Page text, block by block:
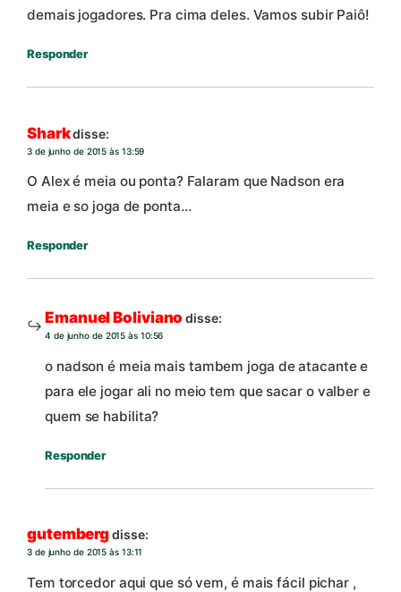
demais jogadores. Pra cima deles. Vamos subir Paiô!
Responder
Sharkdisse:
3 de junho de 2015 às 13:59
O Alex é meia ou ponta? Falaram que Nadson era
meia e so joga de ponta…
Responder
Emanuel Boliviano disse:
4 de junho de 2015 às 10:56
o nadson é meia mais tambem joga de atacante e
para ele jogar ali no meio tem que sacar o valber e
quem se habilita?
Responder
gutembergdisse:
3 de junho de 2015 às 13:11
Tem torcedor aqui que só vem, é mais fácil pichar ,